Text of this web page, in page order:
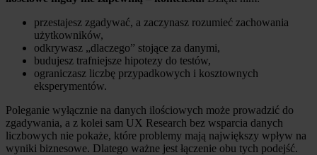
przestajesz zgadywać, a zaczynasz rozumieć zachowania
użytkowników,
odkrywasz „dlaczego” stojące za danymi,
budujesz trafniejsze hipotezy do testów,
ograniczasz liczbę przypadkowych i kosztownych
eksperymentów.
Poleganie wyłącznie na danych ilościowych może prowadzić do
zgadywania, a z kolei sam UX Research bez wsparcia danych
liczbowych nie pokaże, które problemy mają największy wpływ na
wyniki biznesowe. Dlatego ważne jest łączenie obu tych podejść.